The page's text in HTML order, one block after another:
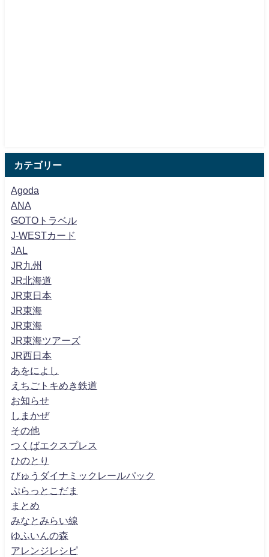
カテゴリー
Agoda
ANA
GOTOトラベル
J-WESTカード
JAL
JR九州
JR北海道
JR東日本
JR東海
JR東海
JR東海ツアーズ
JR西日本
あをによし
えちごトキめき鉄道
お知らせ
しまかぜ
その他
つくばエクスプレス
ひのとり
びゅうダイナミックレールパック
ぷらっとこだま
まとめ
みなとみらい線
ゆふいんの森
アレンジレシピ